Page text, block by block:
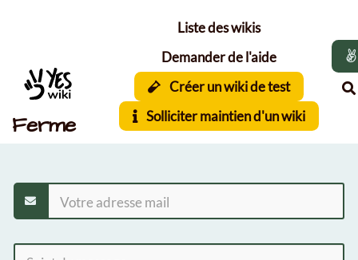
Ferme
Liste des wikis
Demander de l'aide
Créer un wiki de test
Solliciter maintien d'un wiki